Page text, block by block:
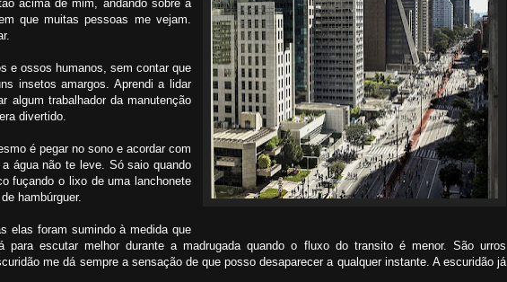
acima de mim, andando sobre a
que muitas pessoas me vejam.
e ossos humanos, sem contar que
insetos amargos. Aprendi a lidar
algum trabalhador da manutenção
divertido.
é pegar no sono e acordar com
água não te leve. Só saio quando
fuçando o lixo de uma lanchonete
hambúrguer.
elas foram sumindo à medida que
escutar melhor durante a madrugada quando o fluxo do transito é menor. São urros
me dá sempre a sensação de que posso desaparecer a qualquer instante. A escuridão já